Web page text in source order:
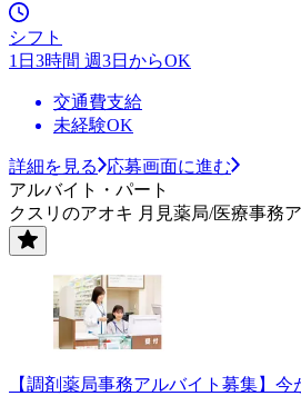
シフト
1日3時間 週3日からOK
交通費支給
未経験OK
詳細を見る
応募画面に進む
アルバイト・パート
クスリのアオキ 月見薬局/医療事務
【調剤薬局事務アルバイト募集】